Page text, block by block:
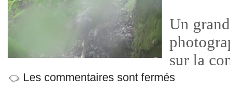
Un
sur la
Les commentaires sont fermés